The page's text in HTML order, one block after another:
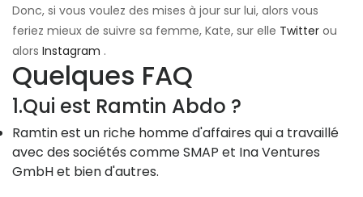
Donc, si vous voulez des mises à jour sur lui, alors vous
feriez mieux de suivre sa femme, Kate, sur elle Twitter ou
alors Instagram .
Quelques FAQ
1.Qui est Ramtin Abdo ?
Ramtin est un riche homme d'affaires qui a travaillé
avec des sociétés comme SMAP et Ina Ventures
GmbH et bien d'autres.